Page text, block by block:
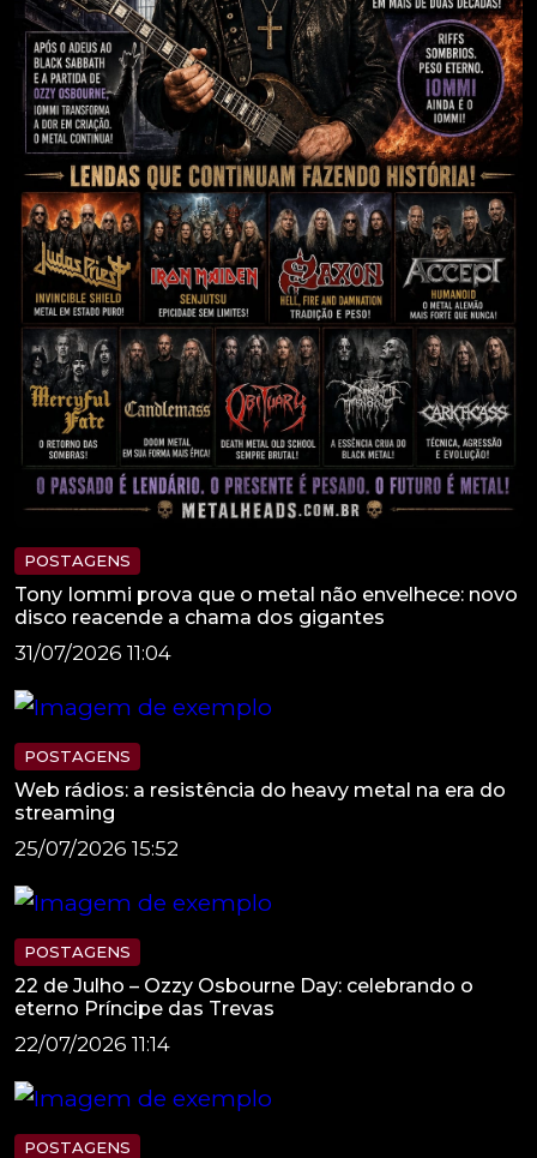
POSTAGENS
Tony Iommi prova que o metal não envelhece: novo
disco reacende a chama dos gigantes
31/07/2026 11:04
POSTAGENS
Web rádios: a resistência do heavy metal na era do
streaming
25/07/2026 15:52
POSTAGENS
22 de Julho – Ozzy Osbourne Day: celebrando o
eterno Príncipe das Trevas
22/07/2026 11:14
POSTAGENS